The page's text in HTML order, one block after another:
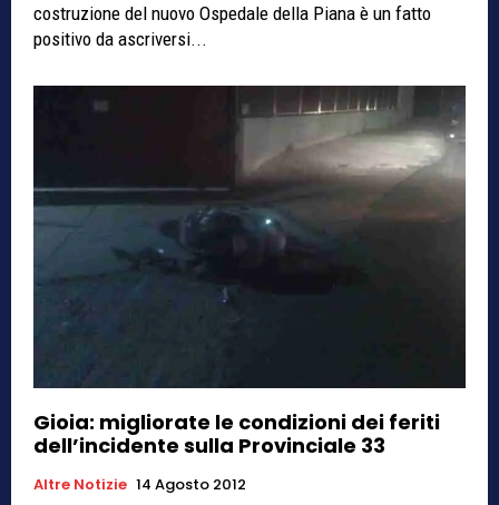
costruzione del nuovo Ospedale della Piana è un fatto
positivo da ascriversi...
Gioia: migliorate le condizioni dei feriti
dell’incidente sulla Provinciale 33
Altre Notizie 14 Agosto 2012